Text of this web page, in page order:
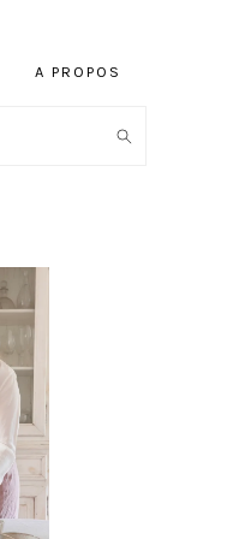
A PROPOS